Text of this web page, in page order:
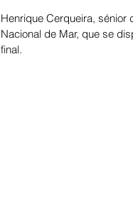
Henrique Cerqueira, sénior
Nacional de Mar, que se
final.